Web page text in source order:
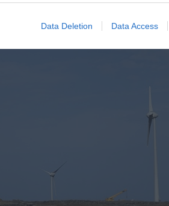
Data Deletion Data Access